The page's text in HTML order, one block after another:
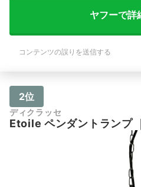
ヤフーで詳
コンテンツの誤りを送信する
2位
ディクラッセ
Etoile ペンダントランプ